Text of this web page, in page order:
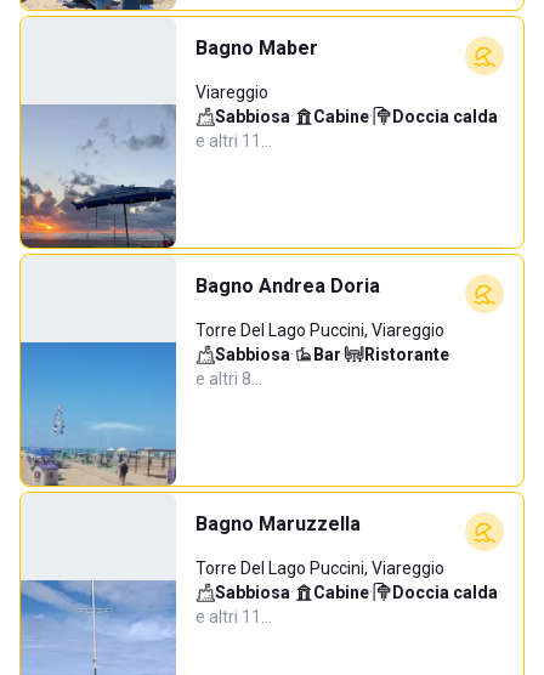
Bagno Maber
Viareggio
Sabbiosa· Cabine· Doccia calda·
e altri 11…
Bagno Andrea Doria
Torre Del Lago Puccini, Viareggio
Sabbiosa· Bar· Ristorante·
e altri 8…
Bagno Maruzzella
Torre Del Lago Puccini, Viareggio
Sabbiosa· Cabine· Doccia calda·
e altri 11…